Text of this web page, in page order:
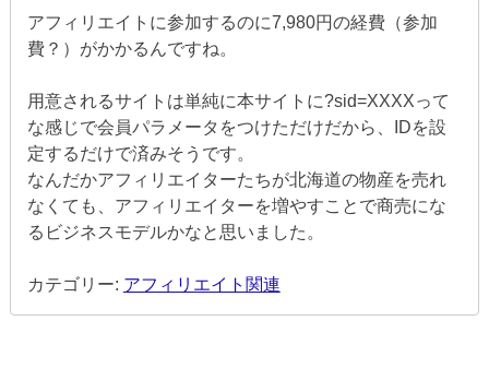
アフィリエイトに参加するのに7,980円の経費（参加
費？）がかかるんですね。
用意されるサイトは単純に本サイトに?sid=XXXXって
な感じで会員パラメータをつけただけだから、IDを設
定するだけで済みそうです。
なんだかアフィリエイターたちが北海道の物産を売れ
なくても、アフィリエイターを増やすことで商売にな
るビジネスモデルかなと思いました。
カテゴリー: アフィリエイト関連